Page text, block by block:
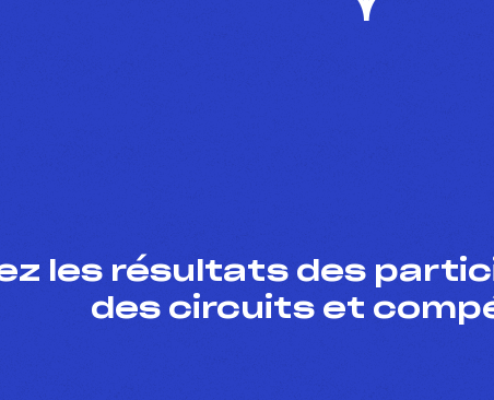
les résultats des
des circuits et